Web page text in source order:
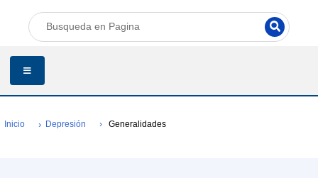
Inicio Depresión Generalidades